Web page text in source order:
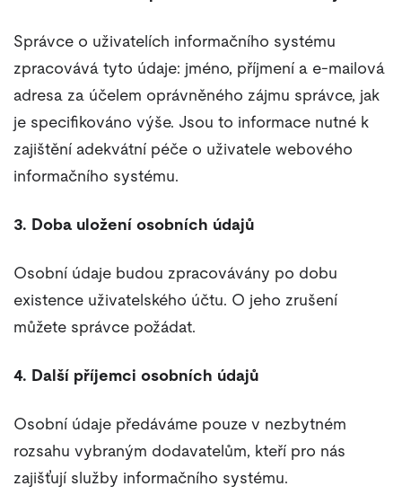
Správce o uživatelích informačního systému
zpracovává tyto údaje: jméno, příjmení a e-mailová
adresa za účelem oprávněného zájmu správce, jak
je specifikováno výše. Jsou to informace nutné k
zajištění adekvátní péče o uživatele webového
informačního systému.
3. Doba uložení osobních údajů
Osobní údaje budou zpracovávány po dobu
existence uživatelského účtu. O jeho zrušení
můžete správce požádat.
4. Další příjemci osobních údajů
Osobní údaje předáváme pouze v nezbytném
rozsahu vybraným dodavatelům, kteří pro nás
zajišťují služby informačního systému.